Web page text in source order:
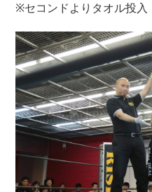
※セコンドよりタオル投入